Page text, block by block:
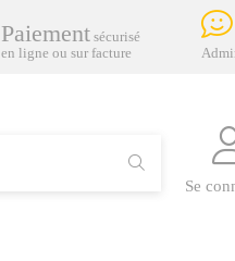
Paiement sécurisé
en ligne ou sur facture
Se